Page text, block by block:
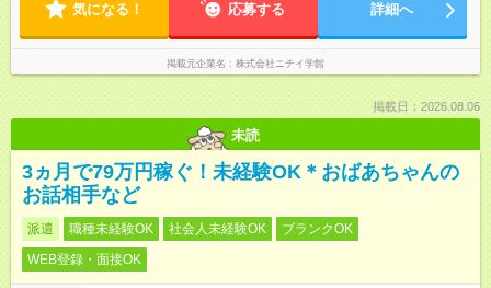
気になる！ 応募する 詳細へ
掲載元企業名 株式会社ニチイ学館
掲載日：2026.08.06
未読
3ヵ月で79万円稼ぐ！未経験OK＊おばあちゃんの
お話相手など
派遣 職種未経験OK 社会人未経験OK
ブランクOK
WEB登録・面接OK